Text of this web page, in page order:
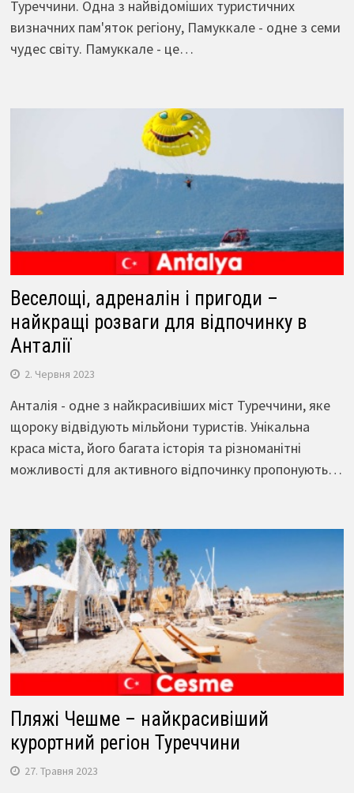
Туреччини. Одна з найвідоміших туристичних
визначних пам'яток регіону, Памуккале - одне з семи
чудес світу. Памуккале - це…
Веселощі, адреналін і пригоди –
найкращі розваги для відпочинку в
Анталії
2. Червня 2023
Анталія - одне з найкрасивіших міст Туреччини, яке
щороку відвідують мільйони туристів. Унікальна
краса міста, його багата історія та різноманітні
можливості для активного відпочинку пропонують…
Пляжі Чешме – найкрасивіший
курортний регіон Туреччини
27. Травня 2023